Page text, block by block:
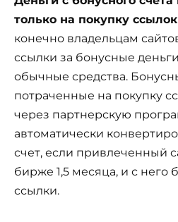
только на покупку
конечно владельцам
ссылки за бонусные
обычные средства.
потраченные на покупку
через партнерскую
автоматически
счет, если привлеченный
бирже 1,5 месяца, и с него
ссылки.